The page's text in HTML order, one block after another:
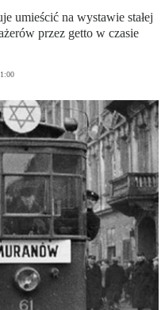
umieścić na wystawie stałej
przez getto w czasie